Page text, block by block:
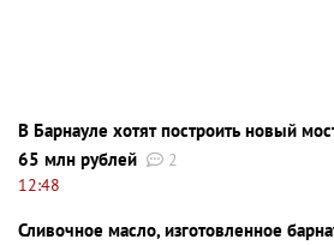
В Барнауле хотят построить новый
65 млн рублей
2
12:48
Сливочное масло, изготовленное